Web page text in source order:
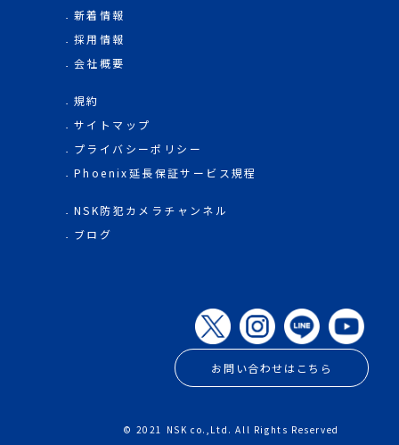
新着情報
採用情報
会社概要
規約
サイトマップ
プライバシーポリシー
Phoenix延長保証サービス規程
NSK防犯カメラチャンネル
ブログ
お問い合わせはこちら
© 2021 NSK co.,Ltd. All Rights Reserved